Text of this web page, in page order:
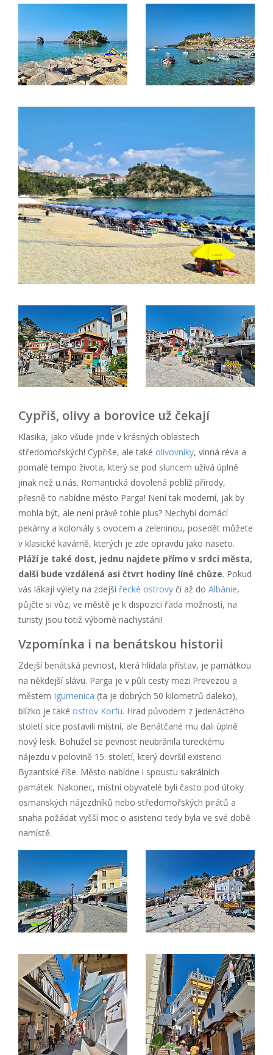
Cypřiš, olivy a borovice už čekají
Klasika, jako všude jinde v krásných oblastech
středomořských! Cypřiše, ale také olivovníky, vinná réva a
pomalé tempo života, který se pod sluncem užívá úplně
jinak než u nás. Romantická dovolená poblíž přírody,
přesně to nabídne město Parga! Není tak moderní, jak by
mohla být, ale není právě tohle plus? Nechybí domácí
pekárny a koloniály s ovocem a zeleninou, posedět můžete
v klasické kavárně, kterých je zde opravdu jako naseto.
Pláží je také dost, jednu najdete přímo v srdci města,
další bude vzdálená asi čtvrt hodiny líné chůze. Pokud
vás lákají výlety na zdejší řecké ostrovy či až do Albánie,
půjčte si vůz, ve městě je k dispozici řada možností, na
turisty jsou totiž výborně nachystáni!
Vzpomínka i na benátskou historii
Zdejší benátská pevnost, která hlídala přístav, je památkou
na někdejší slávu. Parga je v půli cesty mezi Prevezou a
městem Igumenica (ta je dobrých 50 kilometrů daleko),
blízko je také ostrov Korfu. Hrad původem z jedenáctého
století sice postavili místní, ale Benátčané mu dali úplně
nový lesk. Bohužel se pevnost neubránila tureckému
nájezdu v polovině 15. století, který dovršil existenci
Byzantské říše. Město nabídne i spoustu sakrálních
památek. Nakonec, místní obyvatelé byli často pod útoky
osmanských nájezdníků nebo středomořských pirátů a
snaha požádat vyšší moc o asistenci tedy byla ve své době
namístě.